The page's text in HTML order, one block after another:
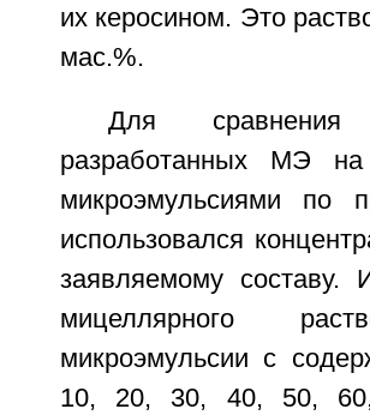
их керосином. Это
мас.%.
Для сравнения
разработанных МЭ
микроэмульсиями
использовался
заявляемому составу.
мицеллярного
микроэмульсии с
10, 20, 30, 40, 50,